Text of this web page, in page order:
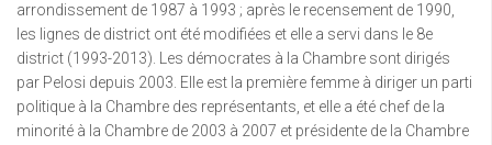
arrondissement de 1987 à 1993 ; après le recensement de 1990,
les lignes de district ont été modifiées et elle a servi dans le 8e
district (1993-2013). Les démocrates à la Chambre sont dirigés
par Pelosi depuis 2003. Elle est la première femme à diriger un parti
politique à la Chambre des représentants, et elle a été chef de la
minorité à la Chambre de 2003 à 2007 et présidente de la Chambre